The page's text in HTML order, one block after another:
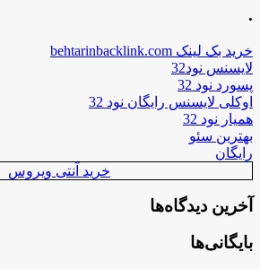
.
خرید بک لینک behtarinbacklink.com
لایسنس نود32
پسورد نود 32
اوکلی لایسنس رایگان نود 32
همیار نود 32
بهترین سئو
رایگان
خرید آنتی ویروس
آخرین دیدگاه‌ها
بایگانی‌ها